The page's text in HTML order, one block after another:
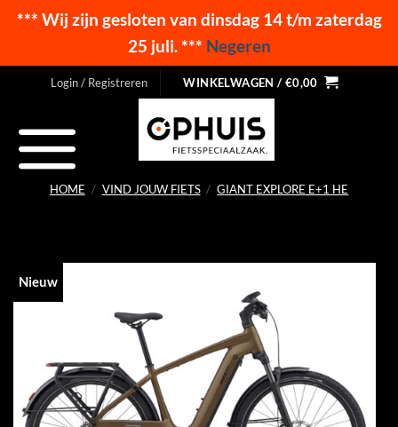
*** Wij zijn gesloten van dinsdag 14 t/m zaterdag
25 juli. *** Negeren
Login / Registreren WINKELWAGEN / €0,00
HOME / VIND JOUW FIETS / GIANT EXPLORE E+1 HE
Nieuw